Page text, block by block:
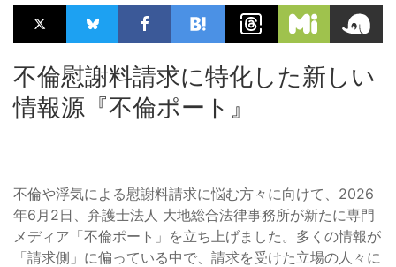
不倫慰謝料請求に特化した新しい
情報源『不倫ポート』
不倫や浮気による慰謝料請求に悩む方々に向けて、2026
年6月2日、弁護士法人 大地総合法律事務所が新たに専門
メディア「不倫ポート」を立ち上げました。多くの情報が
「請求側」に偏っている中で、請求を受けた立場の人々に